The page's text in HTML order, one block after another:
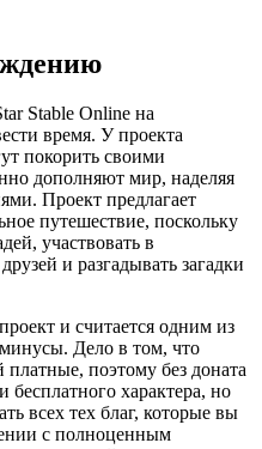
Stable Online на
время. У проекта
покорить своими
дополняют мир, наделяя
Проект предлагает
путешествие, поскольку
участвовать в
и разгадывать загадки
и считается одним из
Дело в том, что
поэтому без доната
характера, но
всех тех благ, которые вы
с полноценным